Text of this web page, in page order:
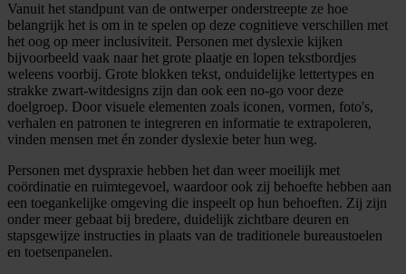
Vanuit het standpunt van de ontwerper onderstreepte ze hoe
belangrijk het is om in te spelen op deze cognitieve verschillen met
het oog op meer inclusiviteit. Personen met dyslexie kijken
bijvoorbeeld vaak naar het grote plaatje en lopen tekstbordjes
weleens voorbij. Grote blokken tekst, onduidelijke lettertypes en
strakke zwart-witdesigns zijn dan ook een no-go voor deze
doelgroep. Door visuele elementen zoals iconen, vormen, foto's,
verhalen en patronen te integreren en informatie te extrapoleren,
vinden mensen met én zonder dyslexie beter hun weg.
Personen met dyspraxie hebben het dan weer moeilijk met
coördinatie en ruimtegevoel, waardoor ook zij behoefte hebben aan
een toegankelijke omgeving die inspeelt op hun behoeften. Zij zijn
onder meer gebaat bij bredere, duidelijk zichtbare deuren en
stapsgewijze instructies in plaats van de traditionele bureaustoelen
en toetsenpanelen.